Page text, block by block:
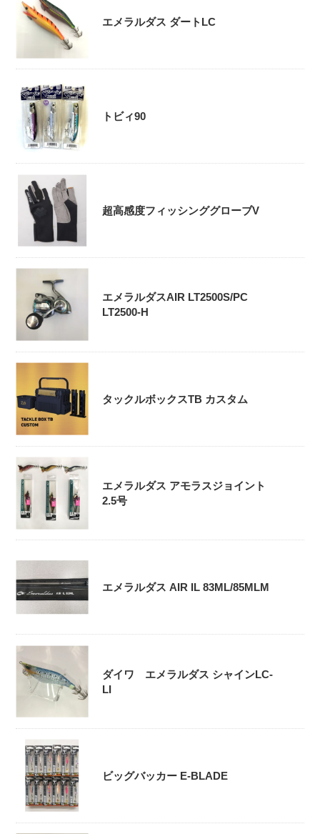
エメラルダス ダートLC
トビィ90
超高感度フィッシンググローブV
エメラルダスAIR LT2500S/PC
LT2500-H
タックルボックスTB カスタム
エメラルダス アモラスジョイント
2.5号
エメラルダス AIR IL 83ML/85MLM
ダイワ エメラルダス シャインLC-
LI
ビッグバッカー E-BLADE